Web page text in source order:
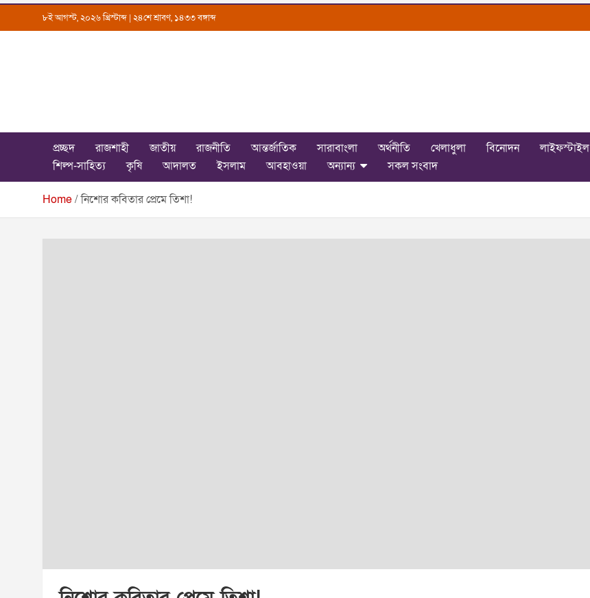
৮ই আগস্ট, ২০২৬ খ্রিস্টাব্দ | ২৪শে শ্রাবণ, ১৪৩৩ বঙ্গাব্দ
Uttarkantho
প্রচ্ছদ রাজশাহী জাতীয় রাজনীতি আন্তর্জাতিক সারাবাংলা অর্থনীতি খেলাধুলা বিনোদন লাইফস্টাইল
শিল্প-সাহিত্য
কৃষি আদালত ইসলাম আবহাওয়া অন্যান্য সকল সংবাদ
Home নিশোর কবিতার প্রেমে তিশা!